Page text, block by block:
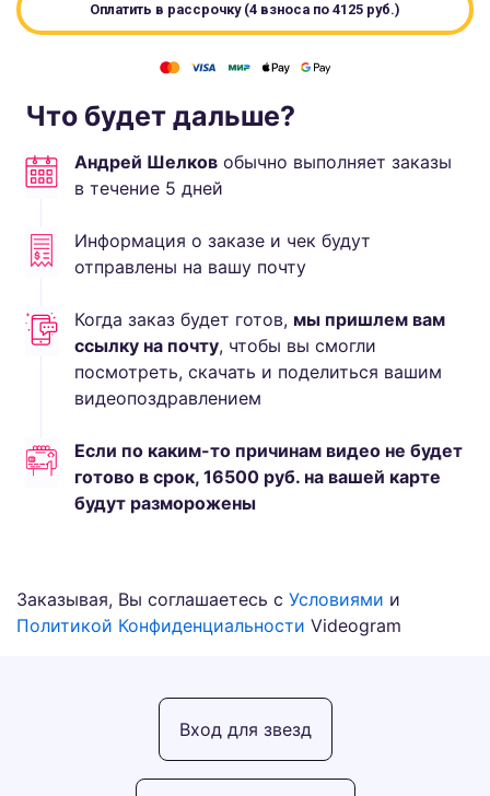
Оплатить в рассрочку (4 взноса по 4125 руб.)
Что будет дальше?
Андрей Шелков обычно выполняет заказы
в течение 5 дней
Информация о заказе и чек будут
отправлены на вашу почту
Когда заказ будет готов, мы пришлем вам
ссылку на почту, чтобы вы смогли
посмотреть, скачать и поделиться вашим
видеопоздравлением
Если по каким-то причинам видео не будет
готово в срок, 16500 руб. на вашей карте
будут разморожены
Заказывая, Вы соглашаетесь с Условиями и
Политикой Конфиденциальности Videogram
Вход для звезд